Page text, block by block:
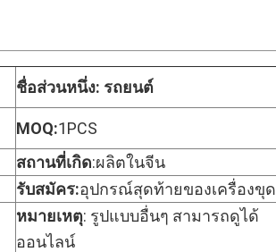
ชื่อส่วนหนึ่ง: รถยนต์
MOQ:1PCS
สถานที่เกิด:ผลิตในจีน
รับสมัคร:อุปกรณ์สุดท้ายของเครื่องขุด
หมายเหตุ: รูปแบบอื่นๆ สามารถดูได้
ออนไลน์